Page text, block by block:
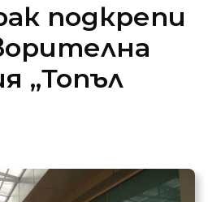
подкрепи
„Топъл